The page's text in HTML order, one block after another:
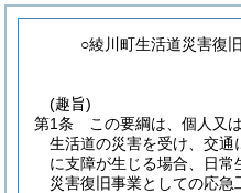
○綾川町生活道災害復
(趣旨)
第1条
この要綱は、個人又
生活道の災害を受け、交
に支障が生じる場合、日
災害復旧事業としての応急